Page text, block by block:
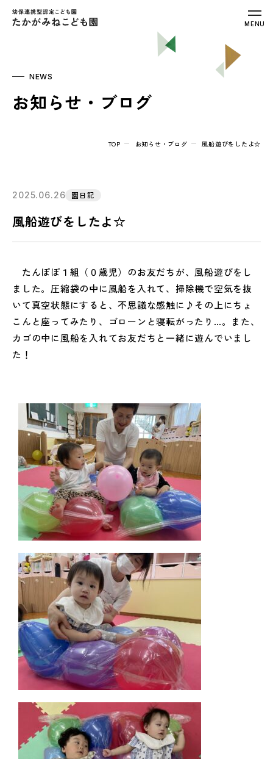
幼保連携型認定こども園 たかがみねこ
MENU
NEWS
お知らせ・ブログ
TOP お知らせ・ブログ 風船遊びをしたよ☆
2025.06.26 園日記
風船遊びをしたよ☆
たんぽぽ１組（０歳児）のお友だちが、風船遊びをし
ました。圧縮袋の中に風船を入れて、掃除機で空気を抜
いて真空状態にすると、不思議な感触に♪その上にちょ
こんと座ってみたり、ゴローンと寝転がったり…。また、
カゴの中に風船を入れてお友だちと一緒に遊んでいまし
た！